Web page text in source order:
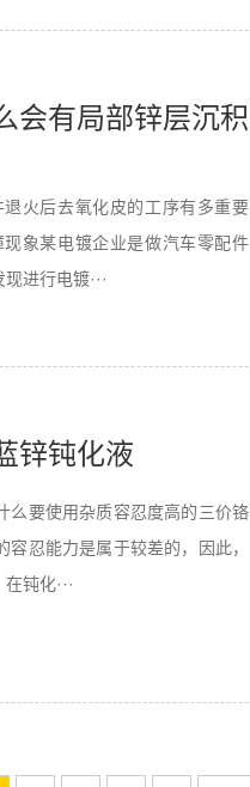
会有局部锌层沉积
火后去氧化皮的工序有多重要
象某电镀企业是做汽车零配件
进行电镀···
锌钝化液
么要使用杂质容忍度高的三价铬
忍能力是属于较差的，因此，
钝化···